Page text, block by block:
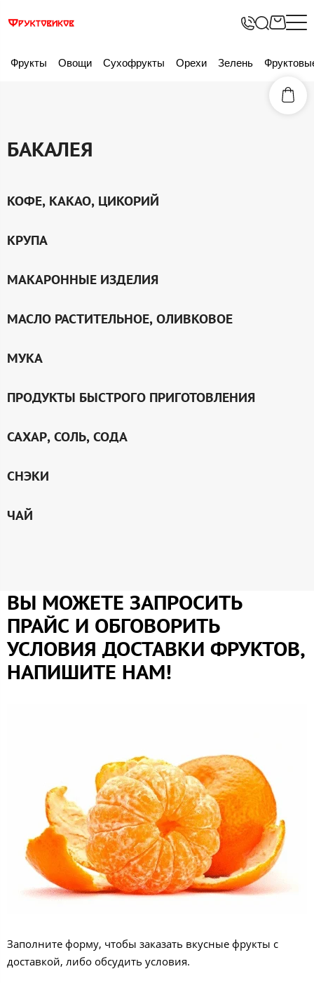
Фрукты Овощи Сухофрукты Орехи Зелень
БАКАЛЕЯ
КОФЕ, КАКАО, ЦИКОРИЙ
КРУПА
МАКАРОННЫЕ ИЗДЕЛИЯ
МАСЛО РАСТИТЕЛЬНОЕ, ОЛИВКОВОЕ
МУКА
ПРОДУКТЫ БЫСТРОГО ПРИГОТОВЛЕНИЯ
САХАР, СОЛЬ, СОДА
СНЭКИ
ЧАЙ
ВЫ МОЖЕТЕ ЗАПРОСИТЬ
ПРАЙС И ОБГОВОРИТЬ
УСЛОВИЯ ДОСТАВКИ ФРУКТОВ,
НАПИШИТЕ НАМ!
Заполните форму, чтобы заказать вкусные фрукты с
доставкой, либо обсудить условия.